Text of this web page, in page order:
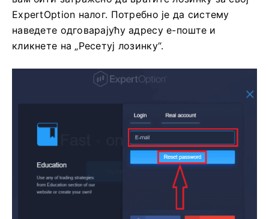
ExpertOption налог. Потребно је да систему
наведете одговарајућу адресу е-поште и
кликнете на „Ресетуј лозинку“.